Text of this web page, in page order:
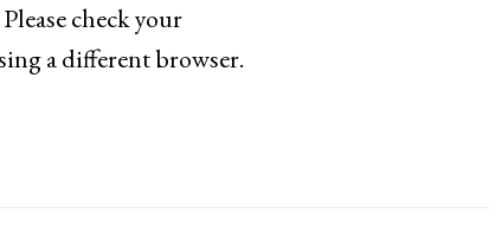
check your
a different browser.